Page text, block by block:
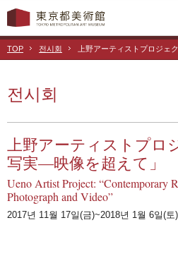
TOP 전시회 上野アーティストプロジェ
전시회
上野アーティストプロ
写実―映像を超えて」
Ueno Artist Project: “Contemporary
Photograph and Video”
2017년 11월 17일(금)~2018년 1월 6일(토)